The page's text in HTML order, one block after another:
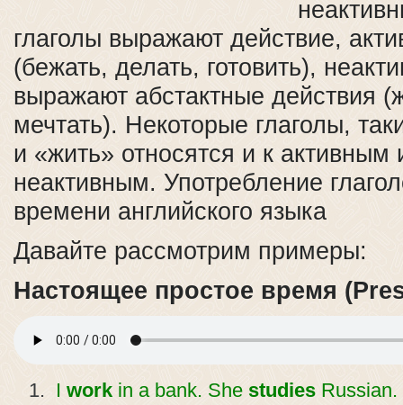
глаголы выражают действие,
(бежать, делать, готовить),
выражают абстактные действия
мечтать). Некоторые глаголы,
и «жить» относятся и к активным
неактивным. Употребление
времени английского языка
Давайте рассмотрим примеры:
Настоящее простое время
I work in a bank. She studies